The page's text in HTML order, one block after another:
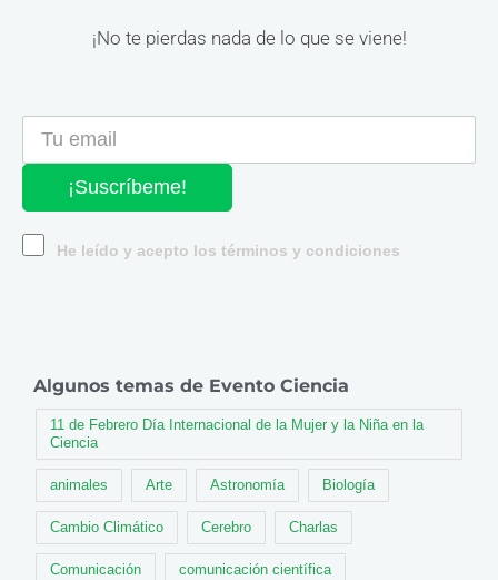
¡No te pierdas nada de lo que se viene!
¡Suscríbeme!
He leído y acepto los términos y condiciones
Algunos temas de Evento Ciencia
11 de Febrero Día Internacional de la Mujer y la Niña en la
Ciencia
animales Arte Astronomía Biología
Cambio Climático Cerebro Charlas
Comunicación comunicación científica